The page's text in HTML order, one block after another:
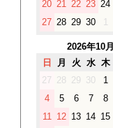
20 21 22 23 24
27 28 29 30
2026年10月
日 月 火 水 木
27
28 29 30 1
4
5 6 7 8
11
12 13 14 15